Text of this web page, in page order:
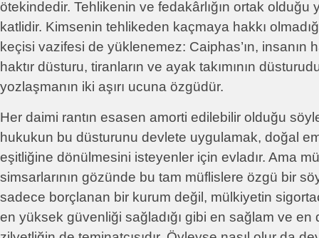
ötekindedir. Tehlikenin ve fedakârlığın ortak
katlidir. Kimsenin tehlikeden kaçmaya hakkı
keçisi vazifesi de yüklenemez: Caiphas’ın, insanın
haktır düsturu, tiranların ve ayak takımının
yozlaşmanın iki aşırı ucuna özgüdür.
Her daimi rantın esasen amorti edilebilir olduğu
hukukun bu düsturunu devlete uygulamak, doğal
eşitliğine dönülmesini isteyenler için evladır. Ama
simsarlarının gözünde bu tam müflislere özgü bir
sadece borçlanan bir kurum değil, mülkiyetin
en yüksek güvenliği sağladığı gibi en sağlam ve en